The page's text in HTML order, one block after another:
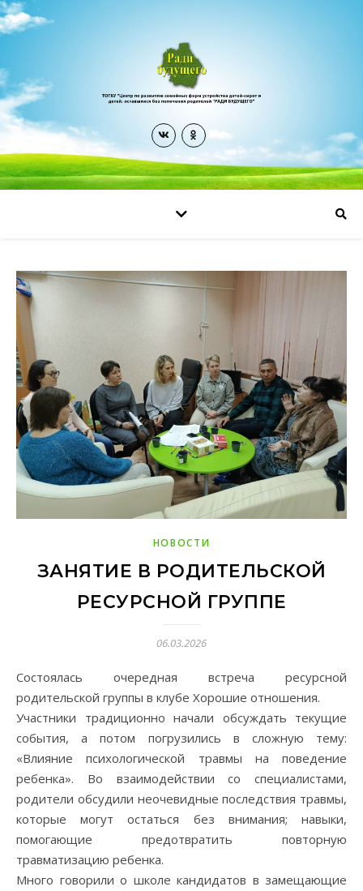
НОВОСТИ
ЗАНЯТИЕ В РОДИТЕЛЬСКОЙ
РЕСУРСНОЙ ГРУППЕ
06.03.2026
Состоялась очередная встреча ресурсной
родительской группы в клубе Хорошие отношения.
Участники традиционно начали обсуждать текущие
события, а потом погрузились в сложную тему:
«Влияние психологической травмы на поведение
ребенка». Во взаимодействии со специалистами,
родители обсудили неочевидные последствия травмы,
которые могут остаться без внимания; навыки,
помогающие предотвратить повторную
травматизацию ребенка.
Много говорили о школе кандидатов в замещающие